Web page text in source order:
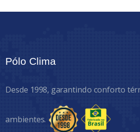
Pólo Clima
Desde 1998, garantindo conforto
ambientes.